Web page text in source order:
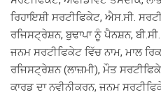
ਰਿਹਾਇਸ਼ੀ ਸਰਟੀਫਿਕੇਟ, ਐਸ.ਸੀ.
ਰਜਿਸਟ੍ਰੇਸ਼ਨ, ਬੁਢਾਪਾ ਨੂੰ ਪੈਨਸ਼ਨ,
ਜਨਮ ਸਰਟੀਫਿਕੇਟ ਵਿੱਚ ਨਾਮ, ਮਾਲ
ਰਜਿਸਟ੍ਰੇਸ਼ਨ (ਲਾਜ਼ਮੀ), ਮੌਤ
ਕਾਰਡ ਦਾ ਨਵੀਨੀਕਰਨ, ਜਨਮ